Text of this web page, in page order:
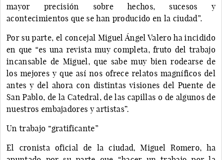
mayor precisión sobre hechos, sucesos y
acontecimientos que se han producido en la ciudad”.
Por su parte, el concejal Miguel Ángel Valero ha incidido
en que “es una revista muy completa, fruto del trabajo
incansable de Miguel, que sabe muy bien rodearse de
los mejores y que así nos ofrece relatos magníficos del
antes y del ahora con distintas visiones del Puente de
San Pablo, de la Catedral, de las capillas o de algunos de
nuestros embajadores y artistas”.
Un trabajo “gratificante”
El cronista oficial de la ciudad, Miguel Romero, ha